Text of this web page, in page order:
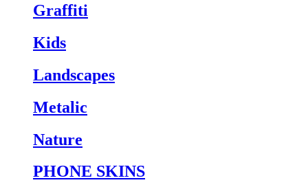
Graffiti
Kids
Landscapes
Metalic
Nature
PHONE SKINS